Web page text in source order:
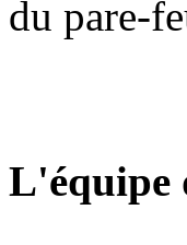
du pare-
L'équipe